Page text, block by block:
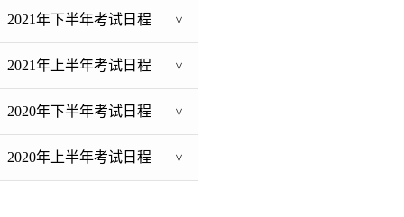
2021年下半年考试日程 >
2021年上半年考试日程 >
2020年下半年考试日程 >
2020年上半年考试日程 >